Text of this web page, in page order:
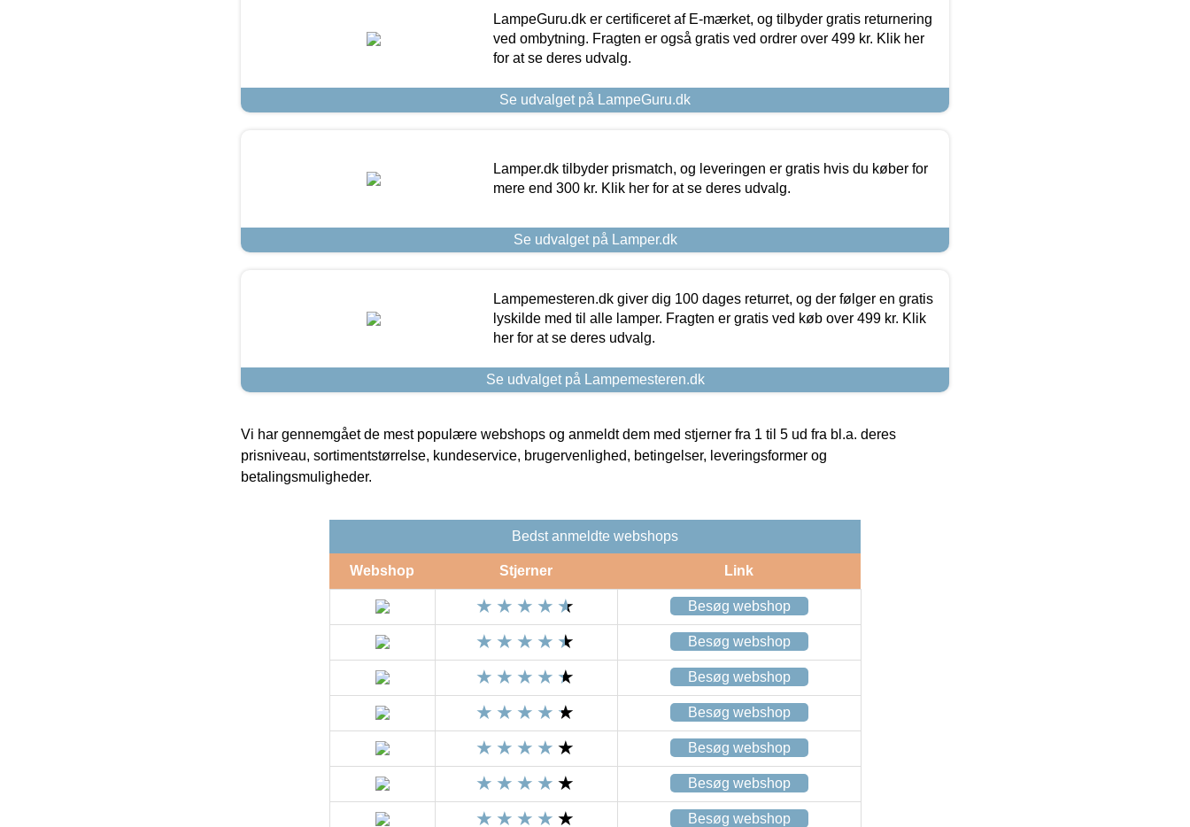
LampeGuru.dk er certificeret af E-mærket, og tilbyder gratis returnering
ved ombytning. Fragten er også gratis ved ordrer over 499 kr. Klik her
for at se deres udvalg.
Se udvalget på LampeGuru.dk
Lamper.dk tilbyder prismatch, og leveringen er gratis hvis du køber for
mere end 300 kr. Klik her for at se deres udvalg.
Se udvalget på Lamper.dk
Lampemesteren.dk giver dig 100 dages returret, og der følger en gratis
lyskilde med til alle lamper. Fragten er gratis ved køb over 499 kr. Klik
her for at se deres udvalg.
Se udvalget på Lampemesteren.dk
Vi har gennemgået de mest populære webshops og anmeldt dem med stjerner fra 1 til 5 ud fra bl.a. deres
prisniveau, sortimentstørrelse, kundeservice, brugervenlighed, betingelser, leveringsformer og
betalingsmuligheder.
Bedst anmeldte webshops
Webshop Stjerner Link
Besøg webshop
Besøg webshop
Besøg webshop
Besøg webshop
Besøg webshop
Besøg webshop
Besøg webshop